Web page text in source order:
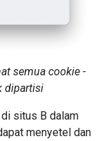
semua cookie -
dipartisi
situs B dalam
menyetel dan